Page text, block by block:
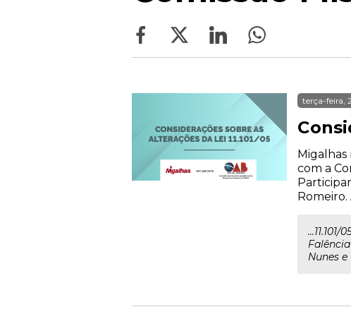
terça-feira,
Migalhas
com a
Nunes